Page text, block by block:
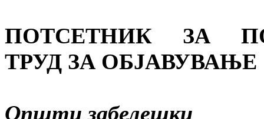
ПОТСЕТНИК ЗА
ТРУД ЗА ОБЈAВУВАЊЕ
Општи забелешки